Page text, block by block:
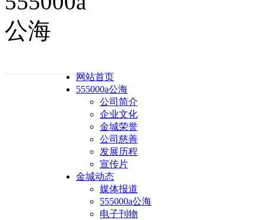
网站首页
555000a公海
公司简介
企业文化
金城荣誉
公司慈善
发展历程
宣传片
金城动态
媒体报道
555000a公海
电子刊物